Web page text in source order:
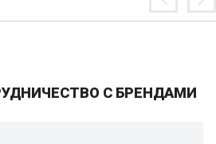
С БРЕНДАМИ